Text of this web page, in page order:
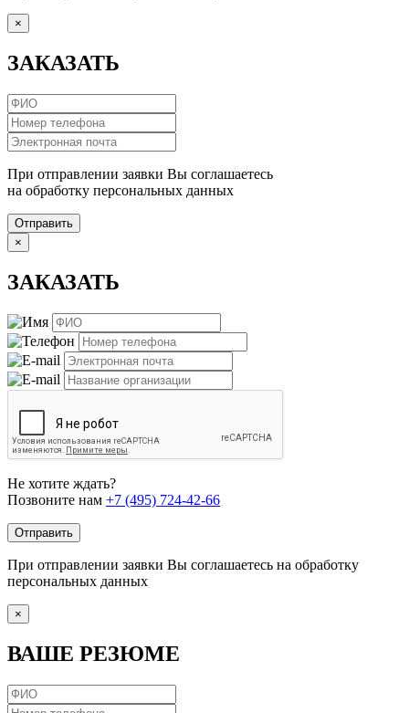
×
ЗАКАЗАТЬ
При отправлении заявки Вы соглашаетесь
на обработку персональных данных
Отправить
×
ЗАКАЗАТЬ
Не хотите ждать?
Позвоните нам +7 (495) 724-42-66
Отправить
При отправлении заявки Вы соглашаетесь на обработку
персональных данных
×
ВАШЕ РЕЗЮМЕ